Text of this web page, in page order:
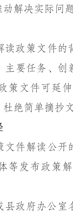
解决实际问
读政策文件
主要任务、
策文件可延
绝简单摘抄
文件解读公
等发布政策
县政府办公